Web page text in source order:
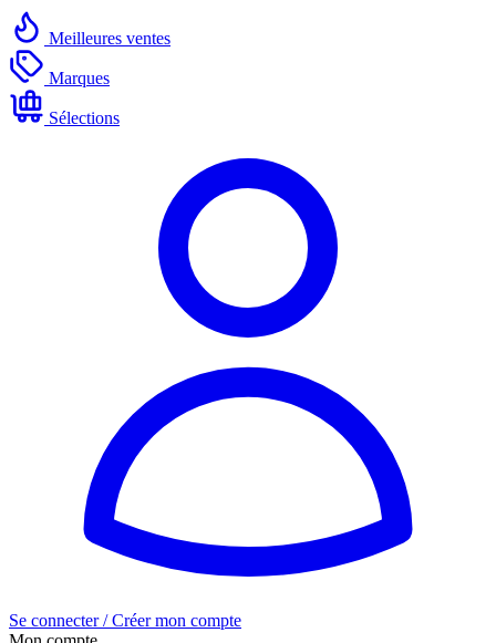
Meilleures ventes
Marques
Sélections
Se connecter / Créer mon compte